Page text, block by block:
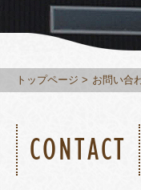
トップページ お問い合
CONTACT